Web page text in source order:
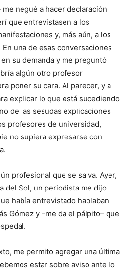
negué a hacer declaración
que entrevistasen a los
y, más aún, a los
una de esas conversaciones
su demanda y me preguntó
algún otro profesor
poner su cara. Al parecer, y a
explicar lo que está sucediendo
de las sesudas explicaciones
profesores de universidad,
no supiera expresarse con
profesional que se salva. Ayer,
del Sol, un periodista me dijo
había entrevistado hablaban
Gómez y –me da el pálpito– que
me permito agregar una última
estar sobre aviso ante lo